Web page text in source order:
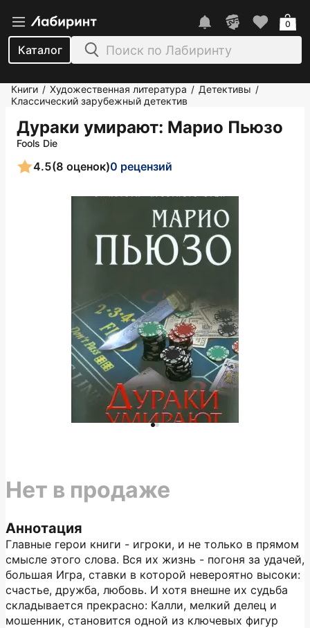
Каталог
0
Книги / Художественная литература / Детективы /
Классический зарубежный детектив
Дураки умирают: Марио Пьюзо
Fools Die
4.5(8 оценок)0 рецензий
Аннотация
Главные герои книги - игроки, и не только в прямом
смысле этого слова. Вся их жизнь - погоня за удачей,
большая Игра, ставки в которой невероятно высоки:
счастье, дружба, любовь. И хотя внешне их судьба
складывается прекрасно: Калли, мелкий делец и
мошенник, становится одной из ключевых фигур
Нет в продаже